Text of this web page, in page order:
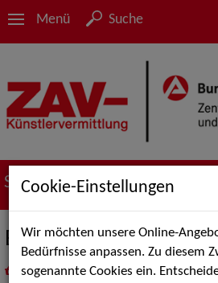
Menü Suche
Suche nach Künstler*innen
East Star Band
inMeine Merklistelegen
Cookie-Einstellungen
Wir möchten unsere Online-
Bedürfnisse anpassen. Zu diesem
sogenannte Cookies ein.